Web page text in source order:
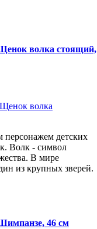
волка стоящий,
детских
Волк - символ
В мире
из крупных зверей.
46 см